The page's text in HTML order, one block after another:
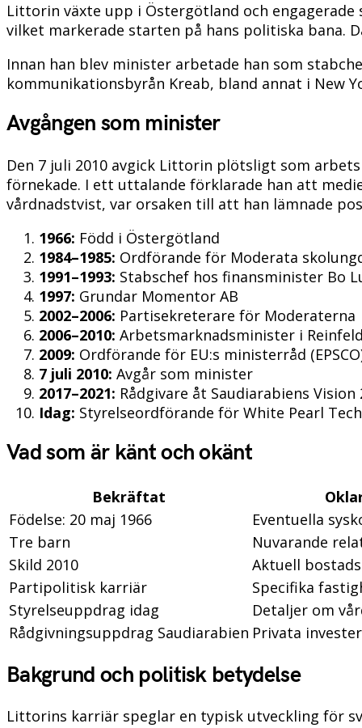
Littorin växte upp i Östergötland och
vilket markerade starten på hans politiska bana.
Innan han blev minister arbetade han som
kommunikationsbyrån Kreab, bland annat i New
Avgången som minister
Den 7 juli 2010 avgick Littorin plötsligt som
förnekade. I ett uttalande förklarade han att
vårdnadstvist, var orsaken till att han lämnade
1966: Född i Östergötland
1984–1985: Ordförande för Moderata
1991–1993: Stabschef hos finansminister Bo
1997: Grundar Momentor AB
2002–2006: Partisekreterare för Moderaterna
2006–2010: Arbetsmarknadsminister i
2009: Ordförande för EU:s ministerråd
7 juli 2010: Avgår som minister
2017–2021: Rådgivare åt Saudiarabiens Vision
Idag: Styrelseordförande för White Pearl
Vad som är känt och okänt
Bekräftat
Födelse: 20 maj 1966
Eventuella
Tre barn
Nuvarande
Skild 2010
Aktuell
Partipolitisk karriär
Specifika
Styrelseuppdrag idag
Detaljer om
Rådgivningsuppdrag Saudiarabien Privata
Bakgrund och politisk betydelse
Littorins karriär speglar en typisk utveckling för